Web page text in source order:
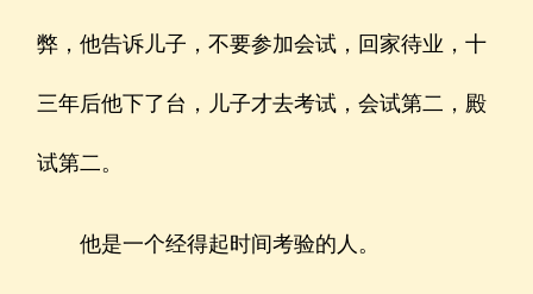
弊，他告诉儿子，不要参加会试，回家待业，十
三年后他下了台，儿子才去考试，会试第二，殿
试第二。
他是一个经得起时间考验的人。